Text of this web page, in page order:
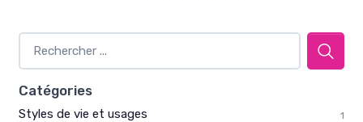
Catégories
Styles de vie et usages 1